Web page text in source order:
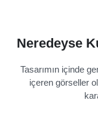
Neredeyse
Tasarımın içinde
içeren görseller